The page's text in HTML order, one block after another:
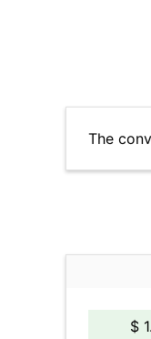
The
$